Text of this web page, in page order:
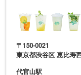
〒150-0021
東京都渋谷区 恵比寿
代官山駅